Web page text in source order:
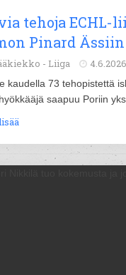
tehoja ECHL-
Pinard Ässiin
- Liiga 4.6.2026
kaudella 73 tehopistettä
saapuu Poriin